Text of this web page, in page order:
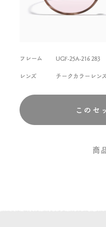
フレーム UGF-25A-216 283
レンズ チークカラーレン
このセ
商